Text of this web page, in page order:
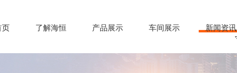
页 了解海恒 产品展示 车间展示 新闻资讯